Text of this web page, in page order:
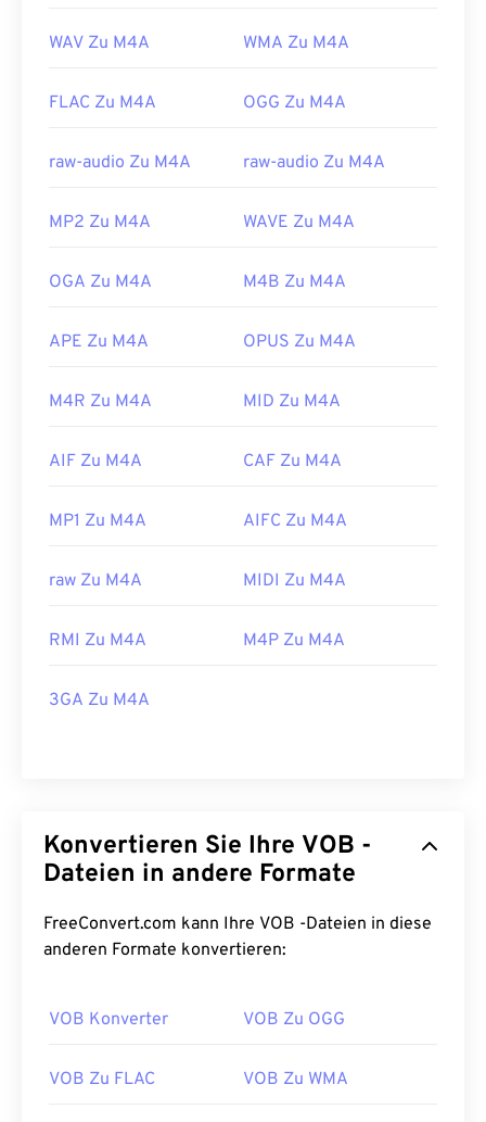
WAV Zu M4A WMA Zu M4A
FLAC Zu M4A OGG Zu M4A
raw-audio Zu M4A raw-audio Zu M4A
MP2 Zu M4A WAVE Zu M4A
OGA Zu M4A M4B Zu M4A
APE Zu M4A OPUS Zu M4A
M4R Zu M4A MID Zu M4A
AIF Zu M4A CAF Zu M4A
MP1 Zu M4A AIFC Zu M4A
raw Zu M4A MIDI Zu M4A
RMI Zu M4A M4P Zu M4A
3GA Zu M4A
Konvertieren Sie Ihre VOB -
Dateien in andere Formate
FreeConvert.com kann Ihre VOB -Dateien in diese
anderen Formate konvertieren:
VOB Konverter VOB Zu OGG
VOB Zu FLAC VOB Zu WMA